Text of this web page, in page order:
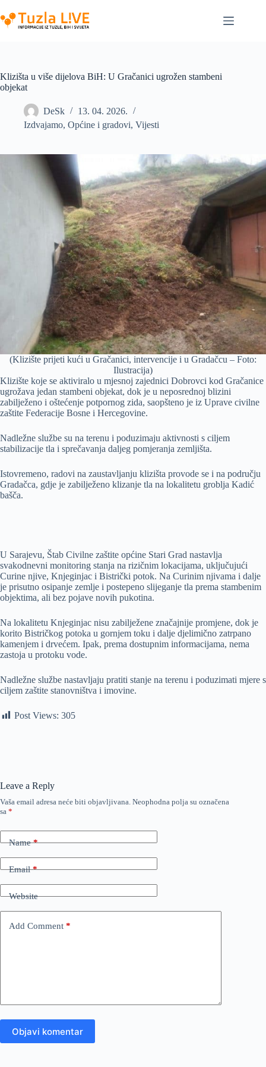
to
content
Klizišta u više dijelova BiH: U Gračanici ugrožen stambeni
objekat
DeSk
13. 04. 2026.
Izdvajamo, Općine i gradovi, Vijesti
(Klizište prijeti kući u Gračanici, intervencije i u Gradačcu – Foto:
Ilustracija)
Klizište koje se aktiviralo u mjesnoj zajednici Dobrovci kod Gračanice
ugrožava jedan stambeni objekat, dok je u neposrednoj blizini
zabilježeno i oštećenje potpornog zida, saopšteno je iz Uprave civilne
zaštite Federacije Bosne i Hercegovine.
Nadležne službe su na terenu i poduzimaju aktivnosti s ciljem
stabilizacije tla i sprečavanja daljeg pomjeranja zemljišta.
Istovremeno, radovi na zaustavljanju klizišta provode se i na području
Gradačca, gdje je zabilježeno klizanje tla na lokalitetu groblja Kadić
bašča.
U Sarajevu, Štab Civilne zaštite općine Stari Grad nastavlja
svakodnevni monitoring stanja na rizičnim lokacijama, uključujući
Curine njive, Knjeginjac i Bistrički potok. Na Curinim njivama i dalje
je prisutno osipanje zemlje i postepeno slijeganje tla prema stambenim
objektima, ali bez pojave novih pukotina.
Na lokalitetu Knjeginjac nisu zabilježene značajnije promjene, dok je
korito Bistričkog potoka u gornjem toku i dalje djelimično zatrpano
kamenjem i drvećem. Ipak, prema dostupnim informacijama, nema
zastoja u protoku vode.
Nadležne službe nastavljaju pratiti stanje na terenu i poduzimati mjere s
ciljem zaštite stanovništva i imovine.
Post Views: 305
Leave a Reply
Vaša email adresa neće biti objavljivana. Neophodna polja su označena
sa *
Name*
Email*
Website
Add Comment *
Objavi komentar